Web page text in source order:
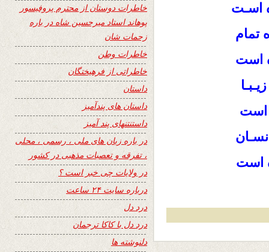
اسـت
تمام
است
است
است
خاطرات دوستان از محترم پروفیسور
پوهاند استاد میرحسین شاه در باره
زحمات شان
خاطرات وطن
خاطراتی از فرهیختگان
داستان
داستان های پندآمیز
داستنتنهای پند آمیز
در باره زبان های ملی ، رسمی ، محلی
، تفرقه و تعصبات مذهبی در کشور
در ولایات چی خبر است ؟
درباره سایت ۲۴ ساعت
درد دل
درد دل با کاکا ترجمان
دلنوشته ها